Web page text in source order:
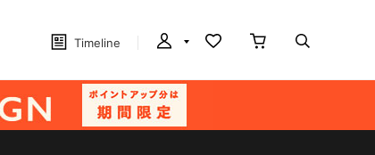
Timeline